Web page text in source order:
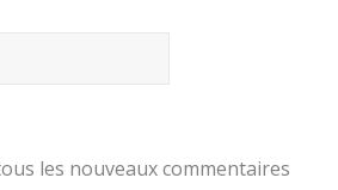
les nouveaux commentaires